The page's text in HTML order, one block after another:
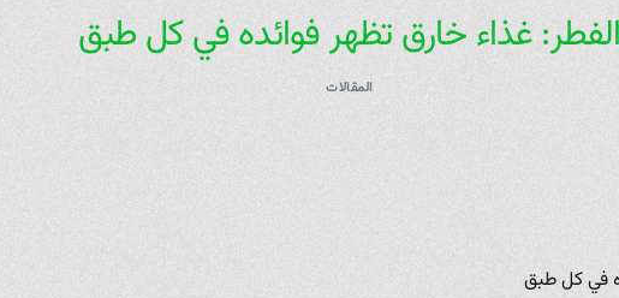
غذاء خارق تظهر فوائده في كل طبق
المقالات
في كل طبق